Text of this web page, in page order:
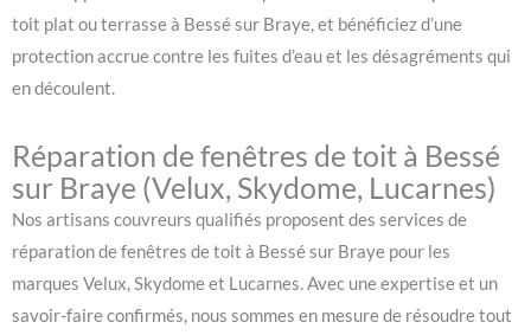
toit plat ou terrasse à Bessé sur Braye, et bénéficiez d’une
protection accrue contre les fuites d’eau et les désagréments qui
en découlent.
Réparation de fenêtres de toit à Bessé
sur Braye (Velux, Skydome, Lucarnes)
Nos artisans couvreurs qualifiés proposent des services de
réparation de fenêtres de toit à Bessé sur Braye pour les
marques Velux, Skydome et Lucarnes. Avec une expertise et un
savoir-faire confirmés, nous sommes en mesure de résoudre tout